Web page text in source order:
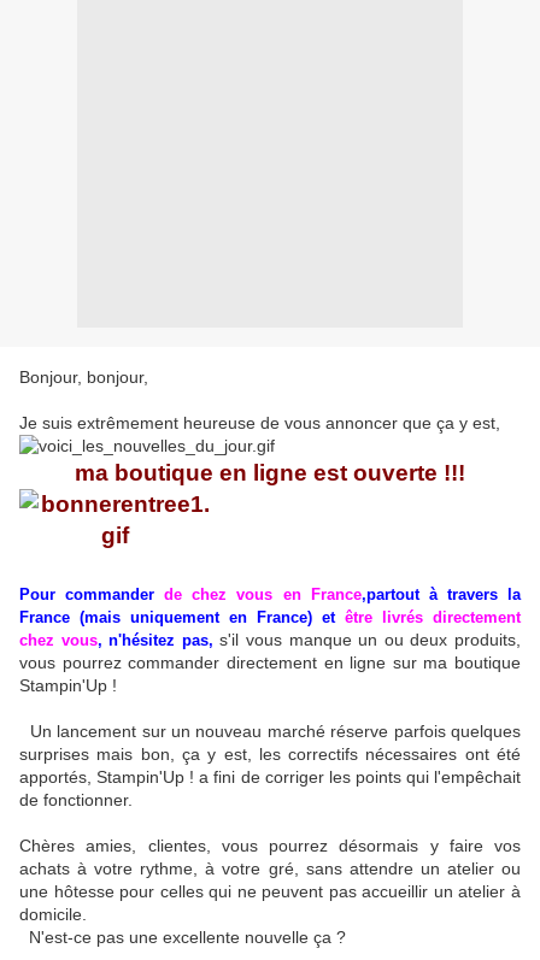
Bonjour, bonjour,
Je suis extrêmement heureuse de vous annoncer que ça y est,
ma boutique en ligne est ouverte !!!
Pour commanderde chez vous en France,partout à travers la
France (mais uniquement en France) et être livrés directement
chez vous, n'hésitez pas, s'il vous manque un ou deux produits,
vous pourrez commander directement en ligne sur ma boutique
Stampin'Up !
Un lancement sur un nouveau marché réserve parfois quelques
surprises mais bon, ça y est, les correctifs nécessaires ont été
apportés, Stampin'Up ! a fini de corriger les points qui l'empêchait
de fonctionner.
Chères amies, clientes, vous pourrez désormais y faire vos
achats à votre rythme, à votre gré, sans attendre un atelier ou
une hôtesse pour celles qui ne peuvent pas accueillir un atelier à
domicile.
N'est-ce pas une excellente nouvelle ça ?